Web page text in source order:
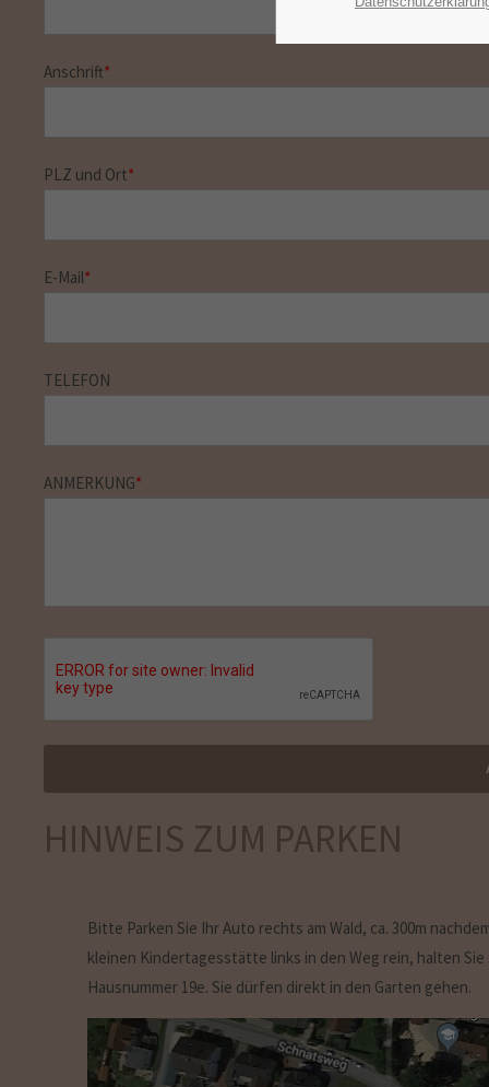
Anschrift*
PLZ und Ort*
E-Mail*
TELEFON
ANMERKUNG*
HINWEIS ZUM PARKEN
Bitte Parken Sie Ihr Auto rechts am Wald, ca. 300m
kleinen Kindertagesstätte links in den Weg rein, halten
Hausnummer 19e. Sie dürfen direkt in den Garten gehen.